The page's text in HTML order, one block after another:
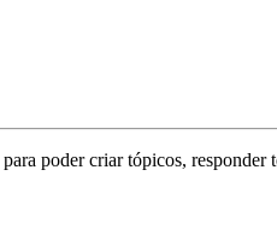
para poder criar tópicos, responder